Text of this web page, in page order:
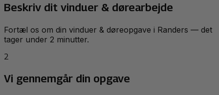
Beskriv dit vinduer & dørearbejde
Fortæl os om din vinduer & døreopgave i Randers — det
tager under 2 minutter.
2
Vi gennemgår din opgave